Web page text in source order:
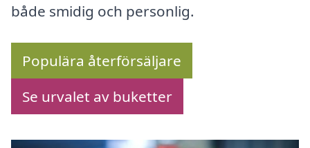
både smidig och personlig.
Populära återförsäljare
Se urvalet av buketter